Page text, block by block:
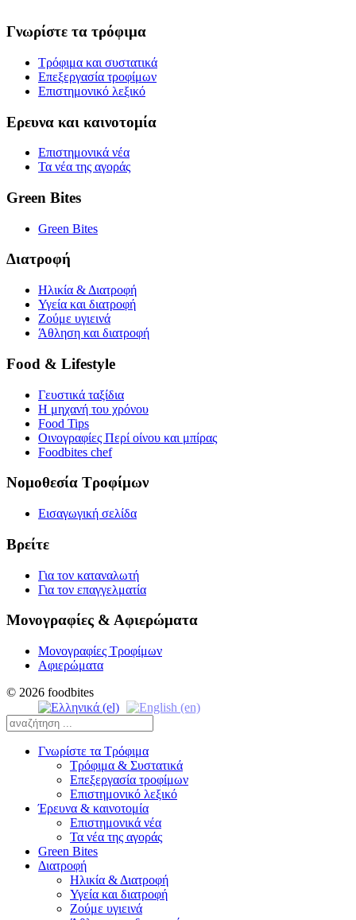
Γνωρίστε τα τρόφιμα
Τρόφιμα και συστατικά
Επεξεργασία τροφίμων
Επιστημονικό λεξικό
Ερευνα και καινοτομία
Επιστημονικά νέα
Τα νέα της αγοράς
Green Bites
Green Bites
Διατροφή
Ηλικία & Διατροφή
Υγεία και διατροφή
Ζούμε υγιεινά
Άθληση και διατροφή
Food & Lifestyle
Γευστικά ταξίδια
Η μηχανή του χρόνου
Food Tips
Οινογραφίες Περί οίνου και μπίρας
Foodbites chef
Νομοθεσία Τροφίμων
Εισαγωγική σελίδα
Βρείτε
Για τον καταναλωτή
Για τον επαγγελματία
Μονογραφίες & Αφιερώματα
Μονογραφίες Τροφίμων
Αφιερώματα
© 2026 foodbites
Γνωρίστε τα Τρόφιμα
Τρόφιμα & Συστατικά
Επεξεργασία τροφίμων
Επιστημονικό λεξικό
Έρευνα & καινοτομία
Επιστημονικά νέα
Τα νέα της αγοράς
Green Bites
Διατροφή
Ηλικία & Διατροφή
Υγεία και διατροφή
Ζούμε υγιεινά